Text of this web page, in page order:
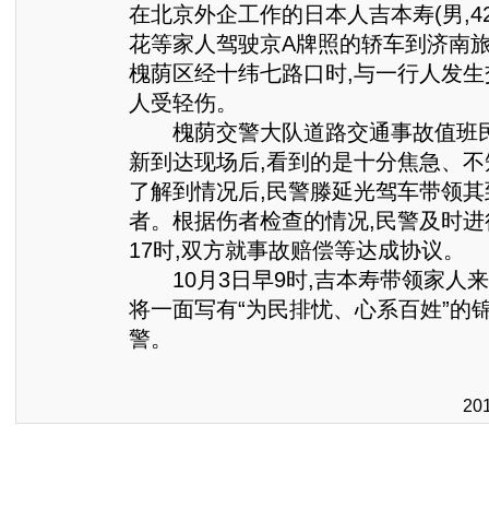
在北京外企工作的日本人吉本寿(男
花等家人驾驶京A牌照的轿车到济南
槐荫区经十纬七路口时,与一行人发
人受轻伤。
槐荫交警大队道路交通事故值班
新到达现场后,看到的是十分焦急、
了解到情况后,民警滕延光驾车带领
者。根据伤者检查的情况,民警及时
17时,双方就事故赔偿等达成协议。
10月3日早9时,吉本寿带领家人来
将一面写有“为民排忧、心系百姓”的
警。